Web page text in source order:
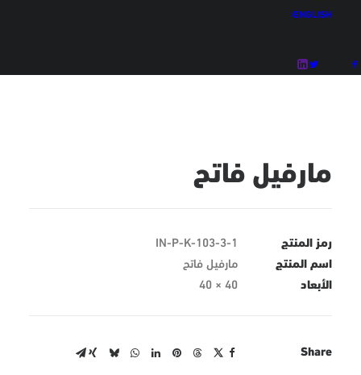
ENGLISH
مارفيل فاتح
رمز المنتج
IN-P-K-103-3-1
اسم المنتج
مارفيل فاتح
الأبعاد
40 × 40
Share